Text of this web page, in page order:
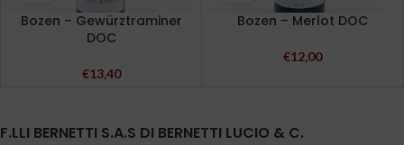
Bozen – Gewürztraminer
DOC
€13,40
Bozen – Merlot DOC
€12,00
F.LLI BERNETTI S.A.S DI BERNETTI LUCIO & C.